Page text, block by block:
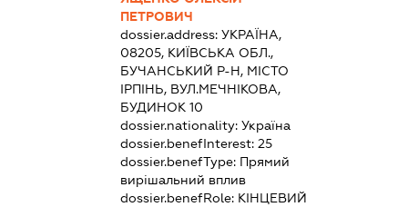
ПЕТРОВИЧ
dossier.address: УКРАЇНА,
08205, КИЇВСЬКА ОБЛ.,
БУЧАНСЬКИЙ Р-Н, МІСТО
ІРПІНЬ, ВУЛ.МЕЧНІКОВА,
БУДИНОК 10
dossier.nationality: Україна
dossier.benefInterest: 25
dossier.benefType: Прямий
вирішальний вплив
dossier.benefRole: КІНЦЕВИЙ